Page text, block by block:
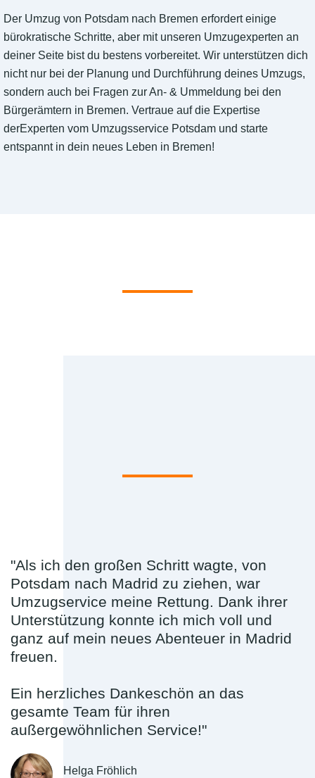
Der Umzug von Potsdam nach Bremen erfordert einige
bürokratische Schritte, aber mit unseren Umzugexperten an
deiner Seite bist du bestens vorbereitet. Wir unterstützen dich
nicht nur bei der Planung und Durchführung deines Umzugs,
sondern auch bei Fragen zur An- & Ummeldung bei den
Bürgerämtern in Bremen. Vertraue auf die Expertise
derExperten vom Umzugsservice Potsdam und starte
entspannt in dein neues Leben in Bremen!
"Als ich den großen Schritt wagte, von
Potsdam nach Madrid zu ziehen, war
Umzugservice meine Rettung. Dank ihrer
Unterstützung konnte ich mich voll und
ganz auf mein neues Abenteuer in Madrid
freuen.
Ein herzliches Dankeschön an das
gesamte Team für ihren
außergewöhnlichen Service!"
Helga Fröhlich